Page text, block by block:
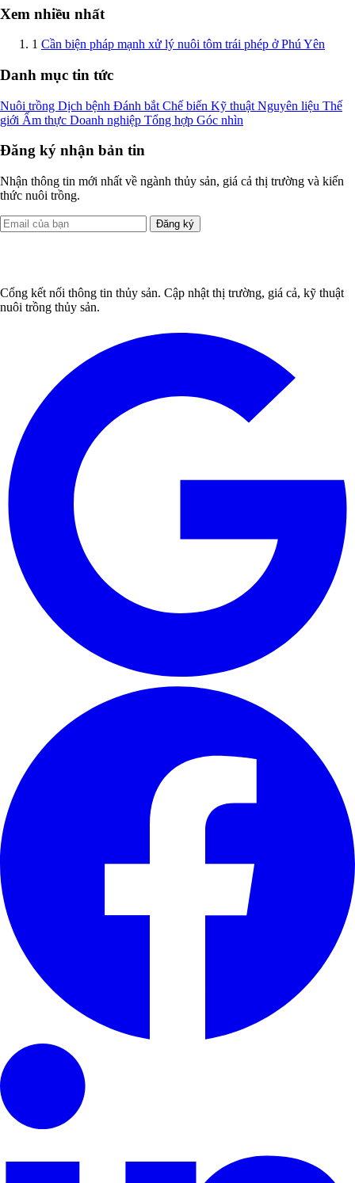
Xem nhiều nhất
1 Cần biện pháp mạnh xử lý nuôi tôm trái phép ở Phú Yên
Danh mục tin tức
Nuôi trồng Dịch bệnh Đánh bắt Chế biến Kỹ thuật Nguyên liệu Thế
giới Ẩm thực Doanh nghiệp Tổng hợp Góc nhìn
Đăng ký nhận bản tin
Nhận thông tin mới nhất về ngành thủy sản, giá cả thị trường và kiến
thức nuôi trồng.
Đăng ký
Cổng kết nối thông tin thủy sản. Cập nhật thị trường, giá cả, kỹ thuật
nuôi trồng thủy sản.